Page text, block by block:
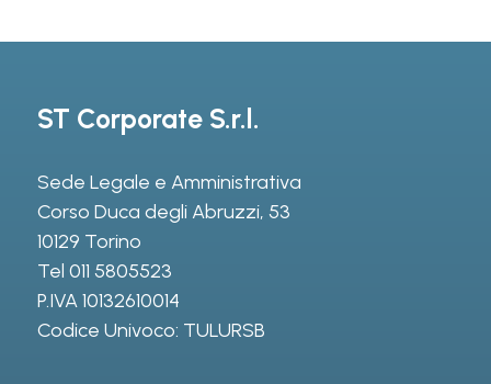
ST Corporate S.r.l.
Sede Legale e Amministrativa
Corso Duca degli Abruzzi, 53
10129 Torino
Tel 011 5805523
P.IVA 10132610014
Codice Univoco: TULURSB